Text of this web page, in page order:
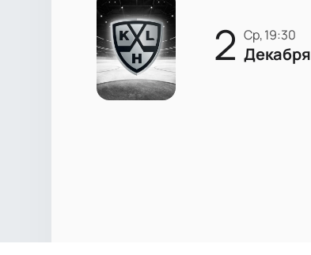
2 ср, 19:30
Декабря